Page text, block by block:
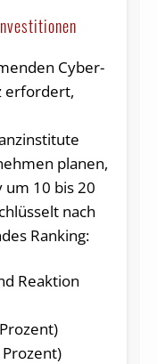
Cyber-
erfordert,
planen,
10 bis 20
nach
Ranking:
Reaktion